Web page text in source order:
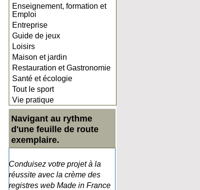
Enseignement, formation et
Emploi
Entreprise
Guide de jeux
Loisirs
Maison et jardin
Restauration et Gastronomie
Santé et écologie
Tout le sport
Vie pratique
Navigant au rythme
d'une feuille de route
exemplaire.
Conduisez votre projet à la
réussite avec la crème des
registres web Made in France